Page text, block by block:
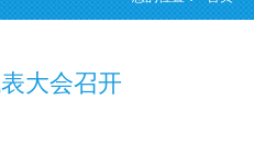
大会召开